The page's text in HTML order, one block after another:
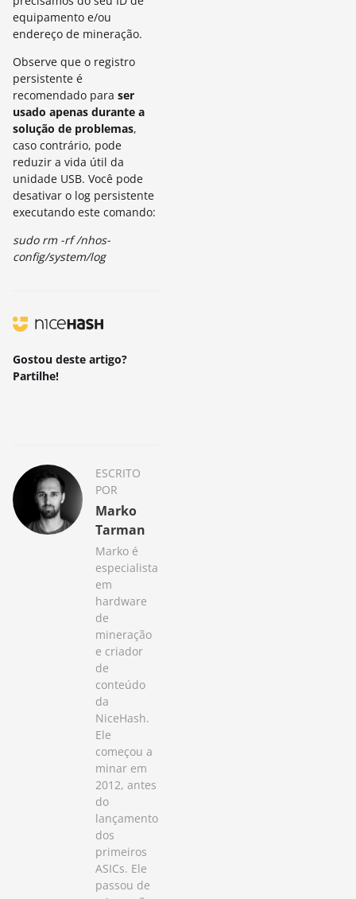
equipamento e/ou
endereço de mineração.
Observe que o registro
persistente é
recomendado para ser
usado apenas durante a
solução de problemas,
caso contrário, pode
reduzir a vida útil da
unidade USB. Você pode
desativar o log persistente
executando este comando:
sudo rm -rf /nhos-
config/system/log
Gostou deste artigo?
Partilhe!
ESCRITO
POR
Marko
Tarman
Marko é
especialista
em
hardware
de
mineração
e criador
de
conteúdo
da
NiceHash.
Ele
começou a
minar em
2012, antes
do
lançamento
dos
primeiros
ASICs. Ele
passou de